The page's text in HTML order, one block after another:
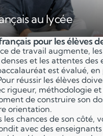
au lycée
pour les élèves
de travail augmente,
et les attentes des
est évalué,
réussir les élèves
rigueur, méthodologie
de construire son
orientation.
les chances de son côté,
avec des enseignants